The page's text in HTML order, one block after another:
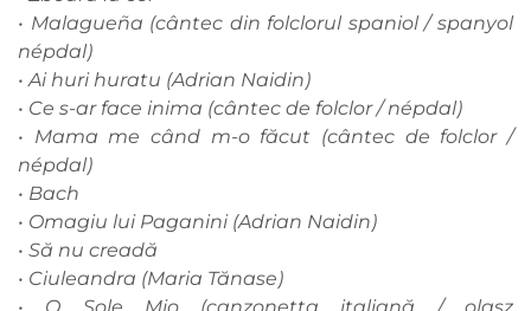
• Malagueña (cântec din folclorul spaniol / spanyol
népdal)
• Ai huri huratu (Adrian Naidin)
• Ce s-ar face inima (cântec de folclor / népdal)
• Mama me când m-o făcut (cântec de folclor /
népdal)
• Bach
• Omagiu lui Paganini (Adrian Naidin)
• Să nu creadă
• Ciuleandra (Maria Tănase)